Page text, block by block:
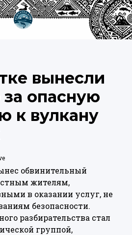
вынесли
опасную
к вулкану
обвинительный
жителям,
в оказании услуг, не
безопасности.
разбирательства стал
группой,